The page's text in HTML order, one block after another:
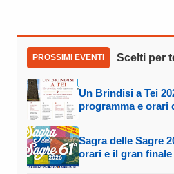
PROSSIMI EVENTI Scelti per
Un Brindisi a Tei
programma e orari
Sagra delle Sagre
orari e il gran